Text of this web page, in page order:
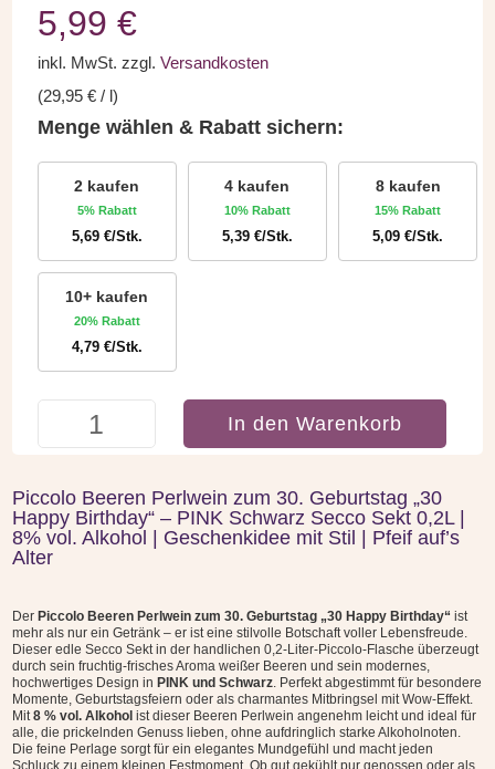
5,99 €
inkl. MwSt. zzgl. Versandkosten
(29,95 €/ l)
Menge wählen & Rabatt sichern:
2 kaufen
5% Rabatt
5,69 €/Stk.
4 kaufen
10% Rabatt
5,39 €/Stk.
8 kaufen
15% Rabatt
5,09€/Stk.
10+ kaufen
20% Rabatt
4,79 €/Stk.
Piccolo
Beeren
30.
Geburtstag
-
30
Happy
Birthday
PINK
Menge
In den Warenkorb
Piccolo Beeren Perlwein zum 30. Geburtstag „30
Happy Birthday“ – PINK Schwarz Secco Sekt 0,2L |
8% vol. Alkohol | Geschenkidee mit Stil | Pfeif auf’s
Alter
DerPiccolo Beeren Perlwein zum 30. Geburtstag „30 Happy Birthday“ ist
mehr als nur ein Getränk – er ist eine stilvolle Botschaft voller Lebensfreude.
Dieser edle Secco Sekt in der handlichen 0,2-Liter-Piccolo-Flasche überzeugt
durch sein fruchtig-frisches Aroma weißer Beeren und sein modernes,
hochwertiges Design inPINK und Schwarz . Perfekt abgestimmt für besondere
Momente, Geburtstagsfeiern oder als charmantes Mitbringsel mit Wow-Effekt.
Mit8 % vol. Alkohol ist dieser Beeren Perlwein angenehm leicht und ideal für
alle, die prickelnden Genuss lieben, ohne aufdringlich starke Alkoholnoten.
Die feine Perlage sorgt für ein elegantes Mundgefühl und macht jeden
Schluck zu einem kleinen Festmoment. Ob gut gekühlt pur genossen oder als